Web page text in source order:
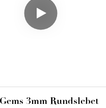
3mm Rundslebet